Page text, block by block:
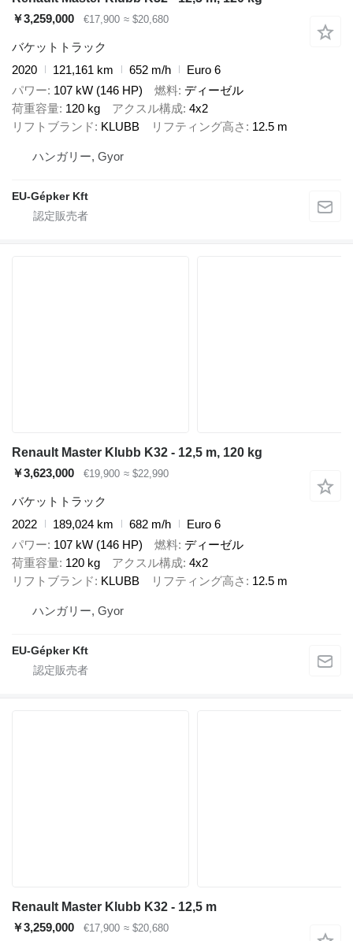
￥3,259,000
€17,900 ≈ $20,680
バケットトラック
2020
121,161 km 652 m/h
Euro 6
パワー 107 kW (146 HP) 燃料 ディーゼル
荷重容量 120 kg アクスル構成 4x2
リフトブランド
KLUBB リフティング高さ 12.5 m
ハンガリー, Gyor
EU-Gépker Kft
Renault Master Klubb K32 - 12,5 m, 120 kg
￥3,623,000
€19,900 ≈ $22,990
バケットトラック
2022
189,024 km 682 m/h
Euro 6
パワー 107 kW (146 HP) 燃料 ディーゼル
荷重容量 120 kg アクスル構成 4x2
リフトブランド
KLUBB リフティング高さ 12.5 m
ハンガリー, Gyor
EU-Gépker Kft
Renault Master Klubb K32 - 12,5 m
￥3,259,000
€17,900 ≈ $20,680